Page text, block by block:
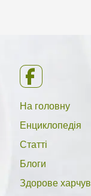
На головну
Енциклопедія
Статті
Блоги
Здорове